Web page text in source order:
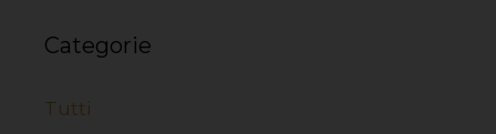
Categorie
Tutti